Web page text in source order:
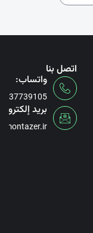
اتصل بنا
واتساب:
بريد